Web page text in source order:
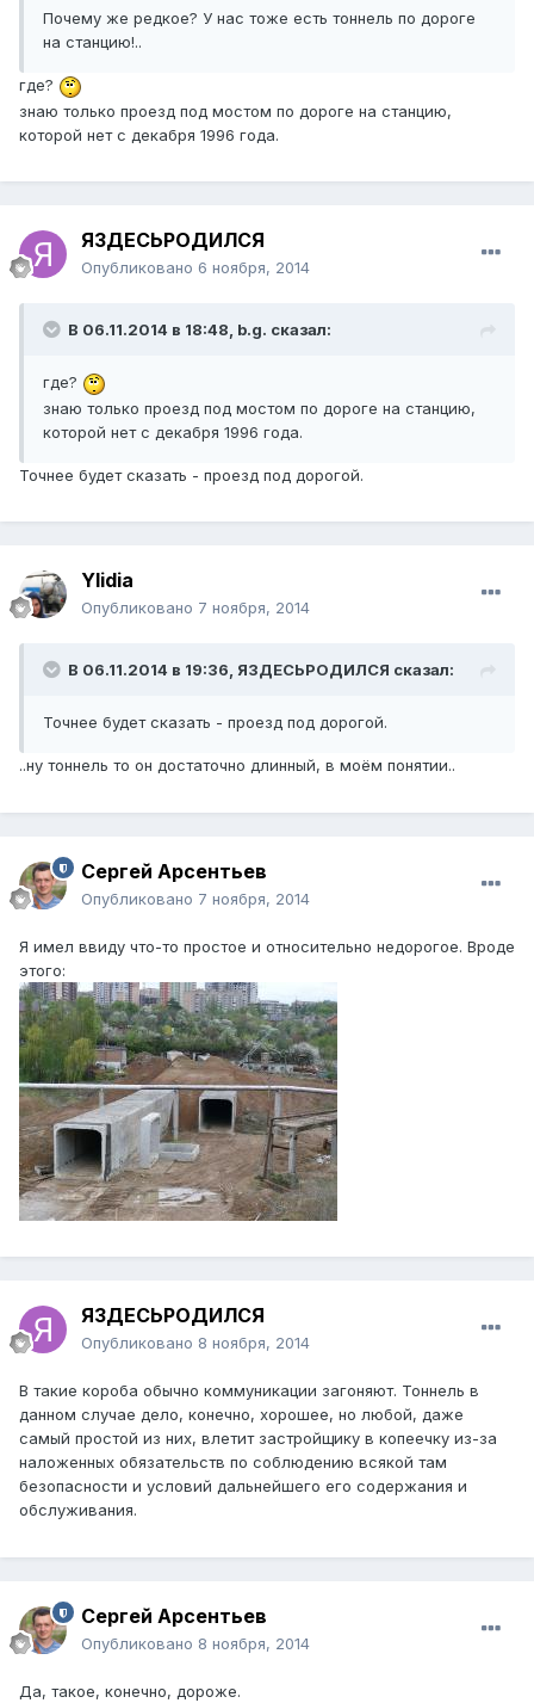
Почему же редкое? У нас тоже есть тоннель по дороге
на станцию!..
где?
знаю только проезд под мостом по дороге на станцию,
которой нет с декабря 1996 года.
ЯЗДЕСЬРОДИЛСЯ
Опубликовано 6 ноября, 2014
В 06.11.2014 в 18:48, b.g. сказал:
где?
знаю только проезд под мостом по дороге на станцию,
которой нет с декабря 1996 года.
Точнее будет сказать - проезд под дорогой.
Ylidia
Опубликовано 7 ноября, 2014
В 06.11.2014 в 19:36, ЯЗДЕСЬРОДИЛСЯ сказал:
Точнее будет сказать - проезд под дорогой.
..ну тоннель то он достаточно длинный, в моём понятии..
Сергей Арсентьев
Опубликовано 7 ноября, 2014
Я имел ввиду что-то простое и относительно недорогое. Вроде
этого:
ЯЗДЕСЬРОДИЛСЯ
Опубликовано 8 ноября, 2014
В такие короба обычно коммуникации загоняют. Тоннель в
данном случае дело, конечно, хорошее, но любой, даже
самый простой из них, влетит застройщику в копеечку из-за
наложенных обязательств по соблюдению всякой там
безопасности и условий дальнейшего его содержания и
обслуживания.
Сергей Арсентьев
Опубликовано 8 ноября, 2014
Да, такое, конечно, дороже.